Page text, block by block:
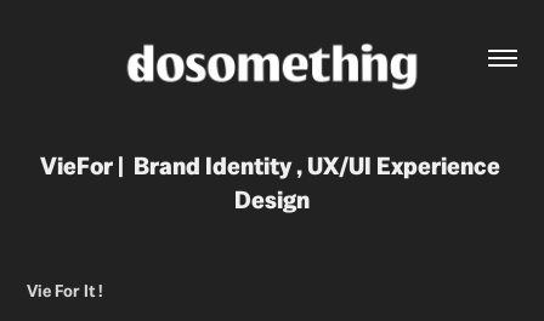
VieFor |  Brand Identity , UX/UI Experience
Design
Vie For It !